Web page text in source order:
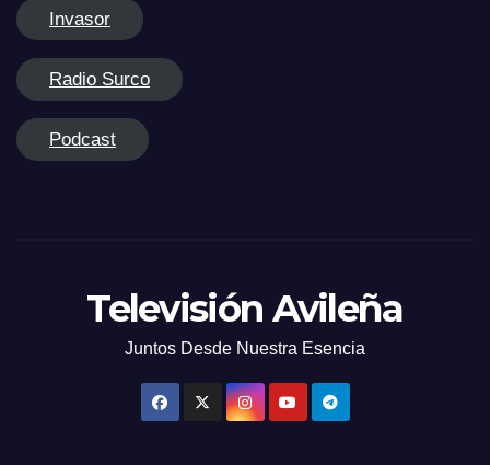
Invasor
Radio Surco
Podcast
Televisión Avileña
Juntos Desde Nuestra Esencia